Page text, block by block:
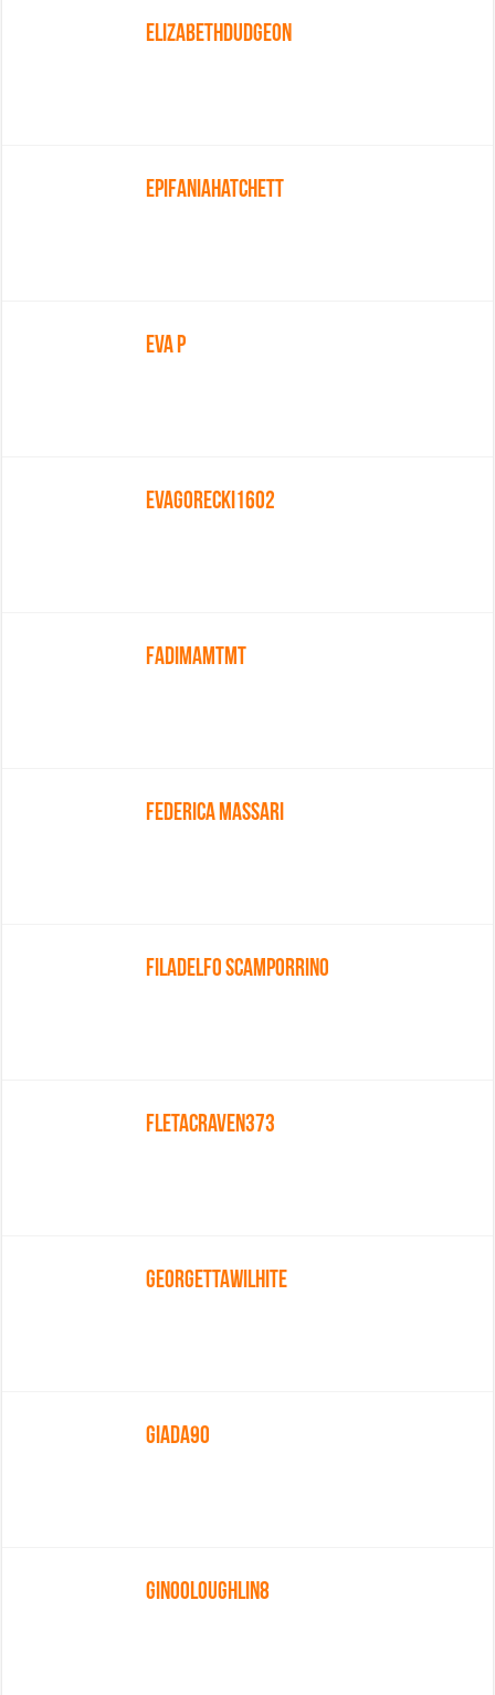
Elizabethdudgeon
Epifaniahatchett
Eva P
Evagorecki1602
Fadimamtmt
Federica Massari
Filadelfo Scamporrino
Fletacraven373
Georgettawilhite
Giada90
Ginooloughlin8